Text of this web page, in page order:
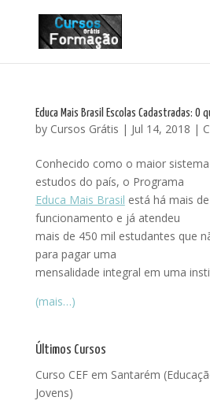
Educa Mais Brasil Escolas Cadastradas: O
by Cursos Grátis | Jul 14, 2018 |
Conhecido como o maior
estudos do país, o Programa
Educa Mais Brasil está há mais
funcionamento e já atendeu
mais de 450 mil estudantes que
para pagar uma
mensalidade integral em uma
(mais…)
Últimos Cursos
Curso CEF em Santarém
Jovens)